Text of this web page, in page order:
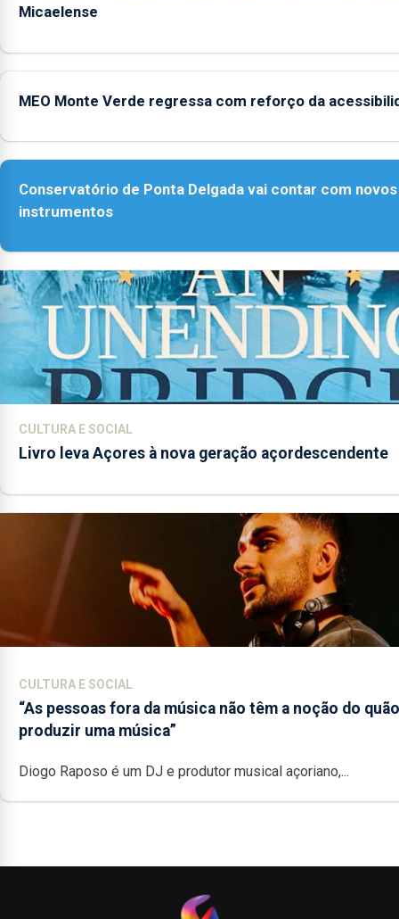
Micaelense
MEO Monte Verde regressa com reforço da
Conservatório de Ponta Delgada vai contar com novos
instrumentos
CULTURA E SOCIAL
Livro leva Açores à nova geração açordescendente
CULTURA E SOCIAL
“As pessoas fora da música não têm a noção do
produzir uma música”
Diogo Raposo é um DJ e produtor musical açoriano,...